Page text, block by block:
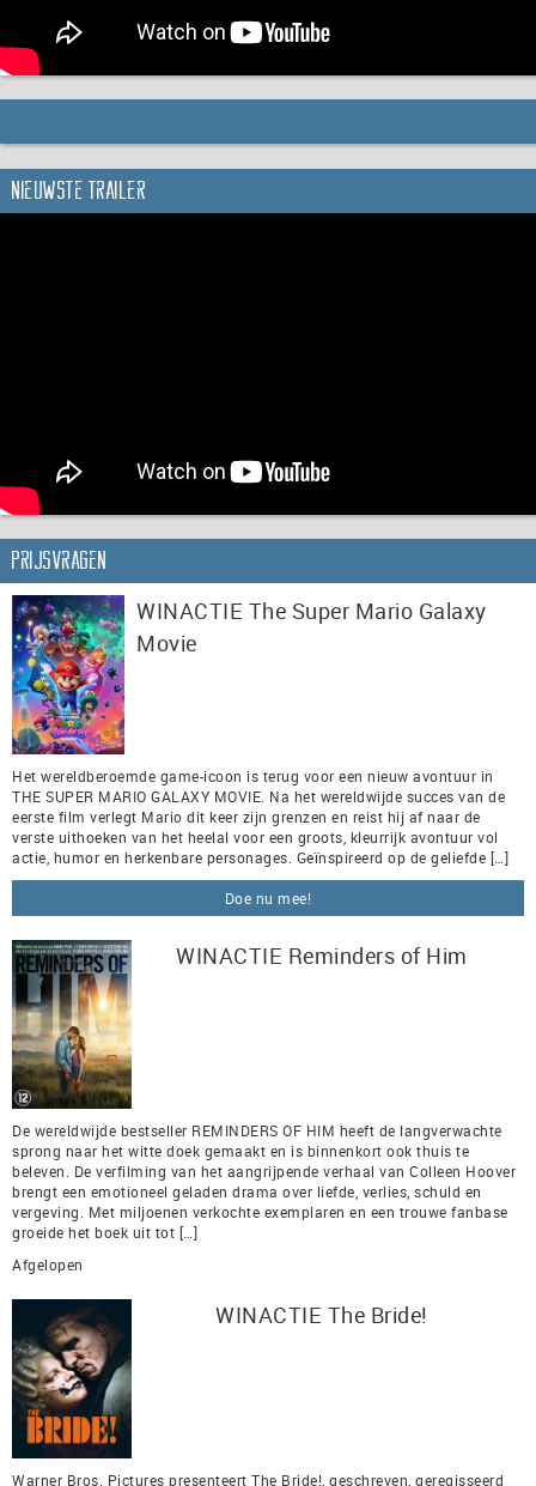
Nieuwste trailer
Prijsvragen
WINACTIE The Super Mario Galaxy
Movie
Het wereldberoemde game-icoon is terug voor een nieuw avontuur in
THE SUPER MARIO GALAXY MOVIE. Na het wereldwijde succes van de
eerste film verlegt Mario dit keer zijn grenzen en reist hij af naar de
verste uithoeken van het heelal voor een groots, kleurrijk avontuur vol
actie, humor en herkenbare personages. Geïnspireerd op de geliefde […]
Doe nu mee!
WINACTIE Reminders of Him
De wereldwijde bestseller REMINDERS OF HIM heeft de langverwachte
sprong naar het witte doek gemaakt en is binnenkort ook thuis te
beleven. De verfilming van het aangrijpende verhaal van Colleen Hoover
brengt een emotioneel geladen drama over liefde, verlies, schuld en
vergeving. Met miljoenen verkochte exemplaren en een trouwe fanbase
groeide het boek uit tot […]
Afgelopen
WINACTIE The Bride!
Warner Bros. Pictures presenteert The Bride!, geschreven, geregisseerd